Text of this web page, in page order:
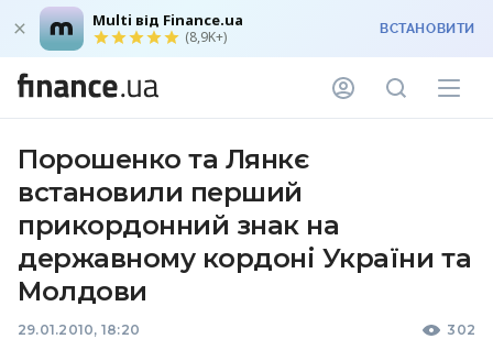
Multi від Finance.ua
(8,9K+) ВСТАНОВИТИ
Порошенко та Лянкє
встановили перший
прикордонний знак на
державному кордоні України та
Молдови
29.01.2010, 18:20 302